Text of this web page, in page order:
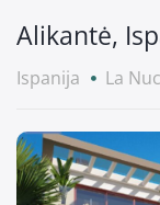
Alikantė,
Ispanija La